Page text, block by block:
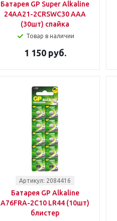
Батарея GP Super Alkaline
24AA21-2CRSWC30 AAA
(30шт) спайка
Товар в наличии
1 150 руб.
Артикул: 2084416
Батарея GP Alkaline
A76FRA-2C10 LR44 (10шт)
блистер